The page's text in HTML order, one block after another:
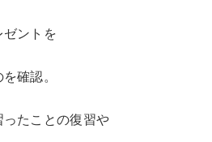
ントを
確認。
たことの復習や